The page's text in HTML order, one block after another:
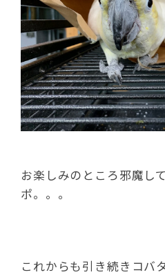
お楽しみのところ邪魔し
ポ。。。
これからも引き続きコバ